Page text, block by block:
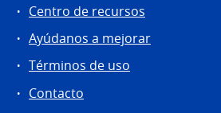
Centro de recursos
Ayúdanos a mejorar
Términos de uso
Contacto